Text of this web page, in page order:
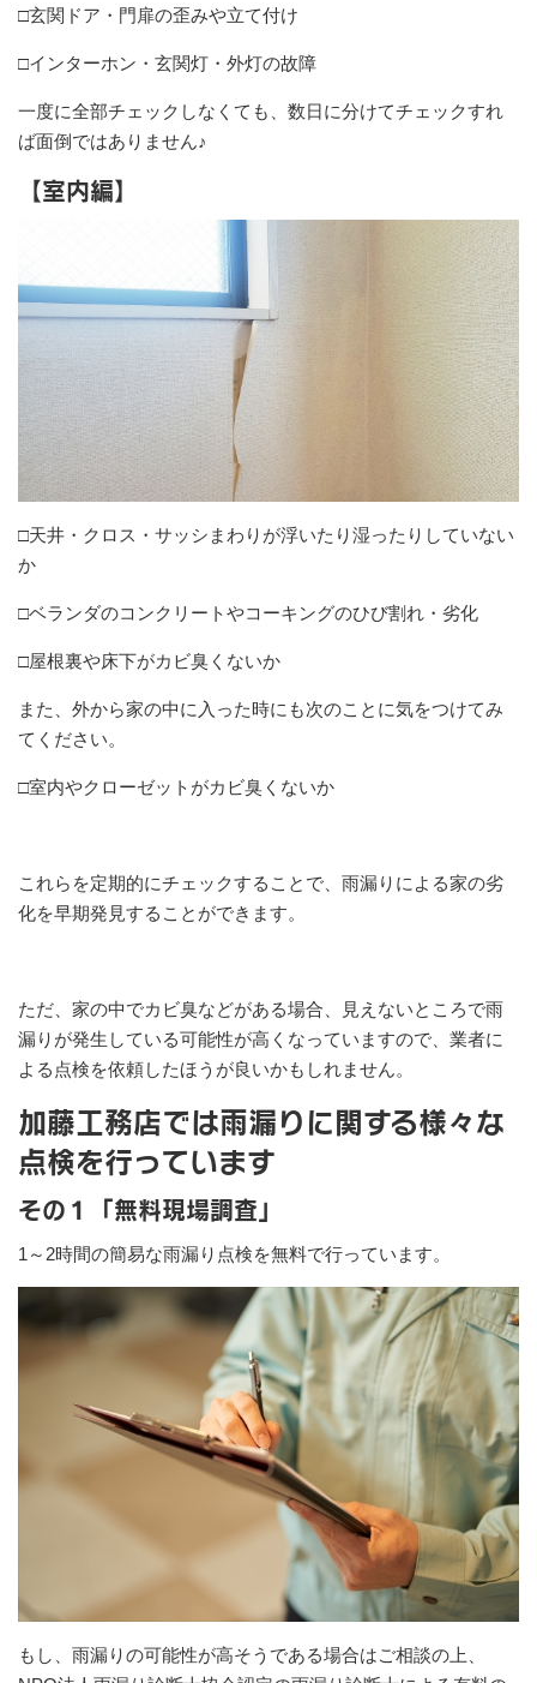
□玄関ドア・門扉の歪みや立て付け
□インターホン・玄関灯・外灯の故障
一度に全部チェックしなくても、数日に分けてチェックすれ
ば面倒ではありません♪
【室内編】
□天井・クロス・サッシまわりが浮いたり湿ったりしていない
か
□ベランダのコンクリートやコーキングのひび割れ・劣化
□屋根裏や床下がカビ臭くないか
また、外から家の中に入った時にも次のことに気をつけてみ
てください。
□室内やクローゼットがカビ臭くないか
これらを定期的にチェックすることで、雨漏りによる家の劣
化を早期発見することができます。
ただ、家の中でカビ臭などがある場合、見えないところで雨
漏りが発生している可能性が高くなっていますので、業者に
よる点検を依頼したほうが良いかもしれません。
加藤工務店では雨漏りに関する様々な
点検を行っています
その１「無料現場調査」
1～2時間の簡易な雨漏り点検を無料で行っています。
もし、雨漏りの可能性が高そうである場合はご相談の上、